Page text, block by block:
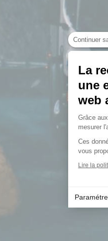
Continuer
La
une
web
Grâce
mesurer
Ces
vous
Lire la